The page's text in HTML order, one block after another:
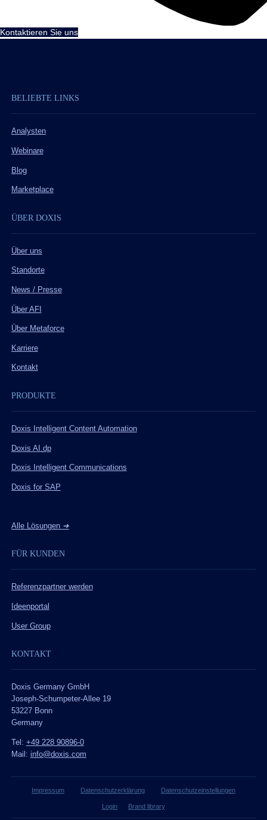
Kontaktieren Sie uns
BELIEBTE LINKS
Analysten
Webinare
Blog
Marketplace
ÜBER DOXIS
Über uns
Standorte
News / Presse
Über AFI
Über Metaforce
Karriere
Kontakt
PRODUKTE
Doxis Intelligent Content Automation
Doxis AI.dp
Doxis Intelligent Communications
Doxis for SAP
Alle Lösungen ➔
FÜR KUNDEN
Referenzpartner werden
Ideenportal
User Group
KONTAKT
Doxis Germany GmbH
Joseph-Schumpeter-Allee 19
53227 Bonn
Germany
Tel: +49 228 90896-0
Mail: info@doxis.com
Impressum Datenschutzerklärung Datenschutzeinstellungen
Login Brand library